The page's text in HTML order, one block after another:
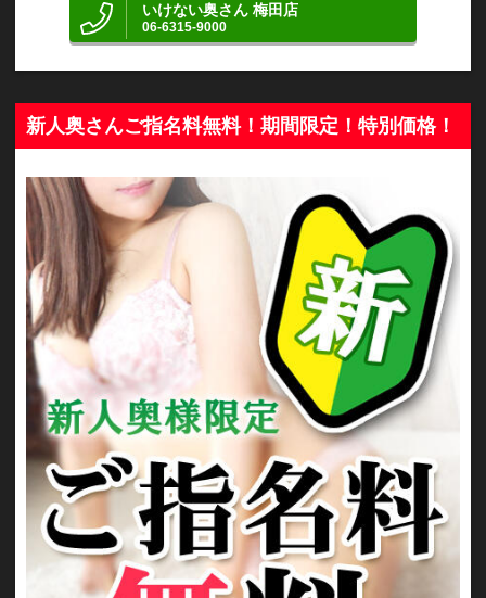
いけない奥さん 梅田店
06-6315-9000
新人奥さんご指名料無料！期間限定！特別価格！